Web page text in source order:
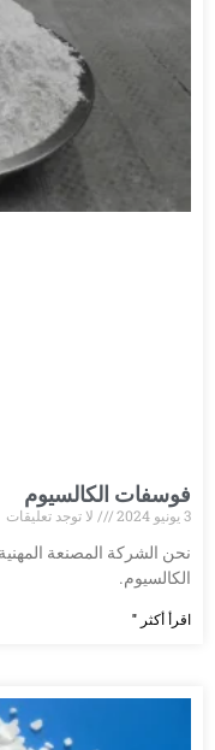
فوسفات الكالسيوم
3 يونيو 2024
لا توجد تعليقات
نحن الشركة المصنعة
الكالسيوم.
اقرأ أكثر "